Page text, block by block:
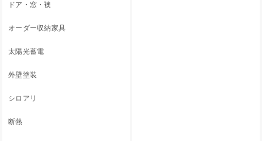
ドア・窓・襖
オーダー収納家具
太陽光蓄電
外壁塗装
シロアリ
断熱